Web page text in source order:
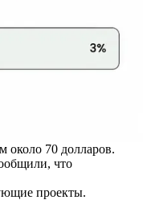
около 70 долларов.
что
проекты.